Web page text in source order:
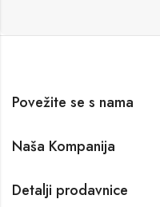
Povežite se s nama
Naša Kompanija
Detalji prodavnice